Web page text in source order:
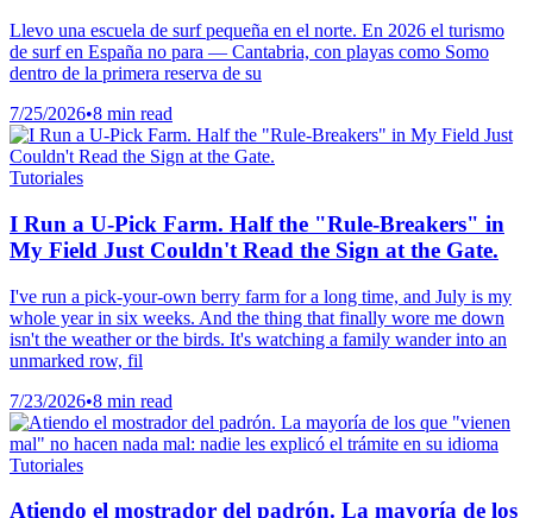
Llevo una escuela de surf pequeña en el norte. En 2026 el turismo
de surf en España no para — Cantabria, con playas como Somo
dentro de la primera reserva de su
7/25/2026•8 min read
Tutoriales
I Run a U-Pick Farm. Half the "Rule-Breakers" in
My Field Just Couldn't Read the Sign at the Gate.
I've run a pick-your-own berry farm for a long time, and July is my
whole year in six weeks. And the thing that finally wore me down
isn't the weather or the birds. It's watching a family wander into an
unmarked row, fil
7/23/2026•8 min read
Tutoriales
Atiendo el mostrador del padrón. La mayoría de los